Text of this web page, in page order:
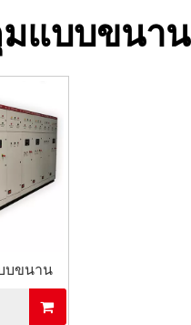
แบบขนาน
บขนาน